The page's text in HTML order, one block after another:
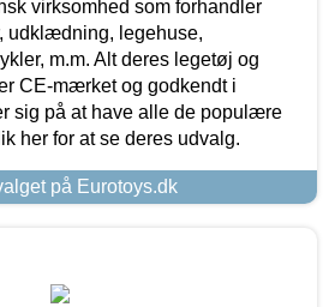
virksomhed som forhandler
udklædning, legehuse,
m.m. Alt deres legetøj og
CE-mærket og godkendt i
sig på at have alle de populære
her for at se deres udvalg.
på Eurotoys.dk